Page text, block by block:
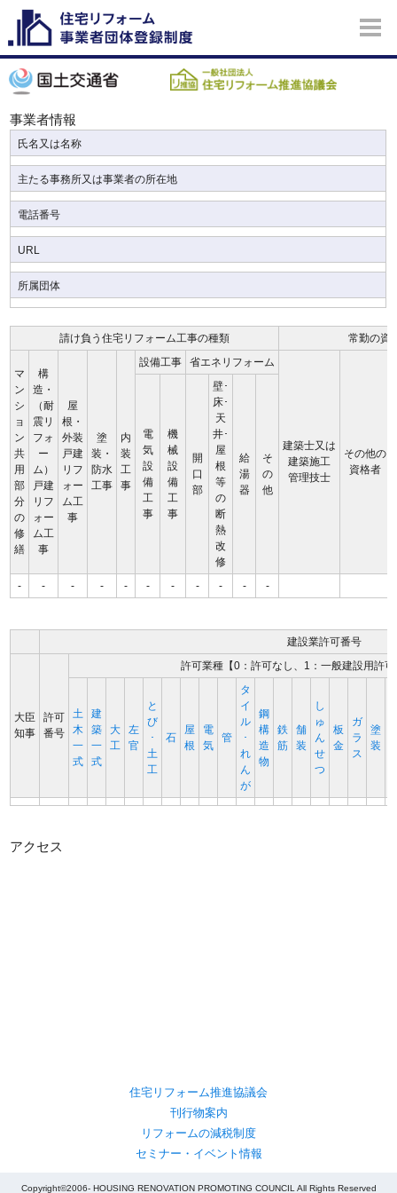
事業者情報
氏名又は名称
主たる事務所又は事業者の所在地
電話番号
URL
所属団体
請け負う住宅リフォーム工事の種類 常勤の資
マ
ン
シ
ョ
ン
共
用
部
分
の
修
繕
構
造・
（耐
震リ
フォ
ー
ム）
戸建
リフ
ォー
ム工
事
屋
根・
外装
戸建
リフ
ォー
ム工
事
塗
装・
防水
工事
内
装
工
事
設備工事 省エネリフォーム
建築士又は
建築施工
管理技士
その他の
資格者
電
気
設
備
工
事
機
械
設
備
工
事
開
口
部
壁･
床･
天
井･
屋
根
等
の
断
熱
改
修
給
湯
器
そ
の
他
- - - - - - - - - - -
建設業許可番号
大臣
知事
許可
番号
許可業種【0：許可なし、1：一般建設用許
土
木
一
式
建
築
一
式
大
工
左
官
と
び
･
土
工
石
屋
根
電
気
管
タ
イ
ル
･
れ
ん
が
鋼
構
造
物
鉄
筋
舗
装
し
ゅ
ん
せ
つ
板
金
ガ
ラ
ス
塗
装
アクセス
住宅リフォーム推進協議会
刊行物案内
リフォームの減税制度
セミナー・イベント情報
Copyright©2006- HOUSING RENOVATION PROMOTING COUNCIL All Rights Reserved